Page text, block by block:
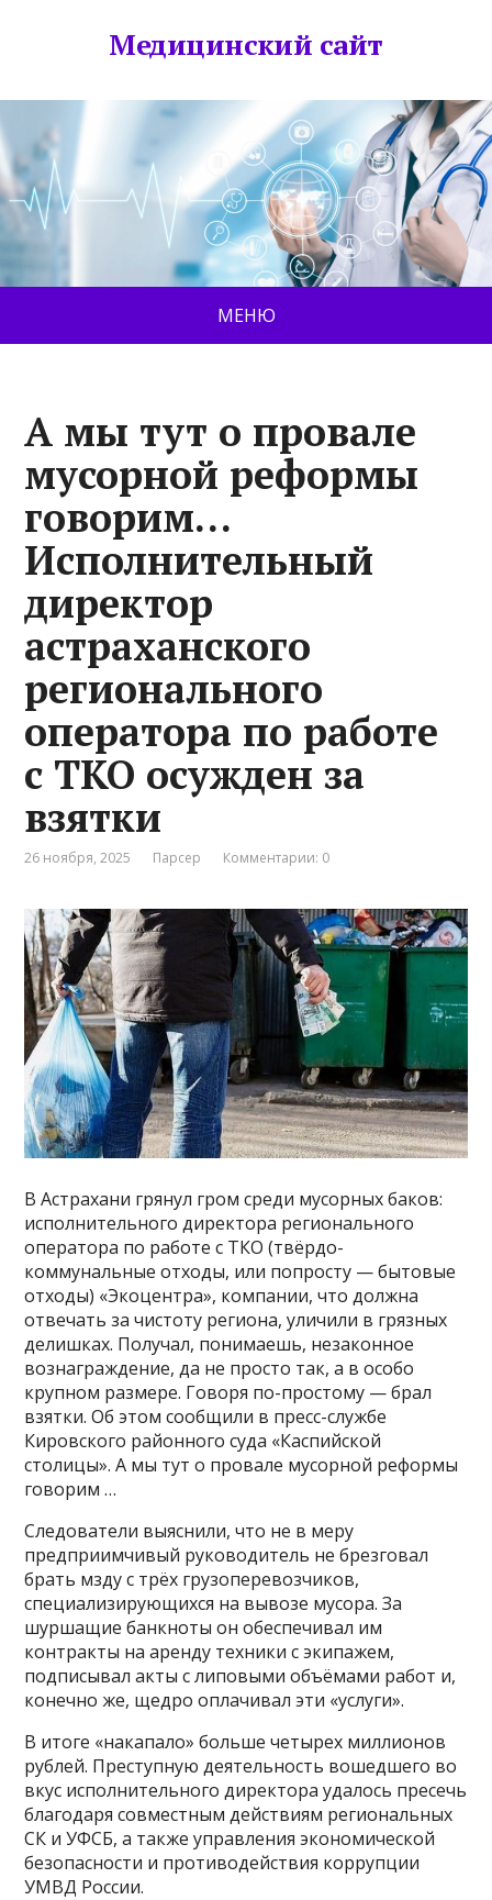
Медицинский сайт
МЕНЮ
А мы тут о провале
мусорной реформы
говорим…
Исполнительный
директор
астраханского
регионального
оператора по работе
с ТКО осужден за
взятки
26 ноября, 2025 Парсер Комментарии: 0
В Астрахани грянул гром среди мусорных баков:
исполнительного директора регионального
оператора по работе с ТКО (твёрдо-
коммунальные отходы, или попросту — бытовые
отходы) «Экоцентра», компании, что должна
отвечать за чистоту региона, уличили в грязных
делишках. Получал, понимаешь, незаконное
вознаграждение, да не просто так, а в особо
крупном размере. Говоря по-простому — брал
взятки. Об этом сообщили в пресс-службе
Кировского районного суда «Каспийской
столицы». А мы тут о провале мусорной реформы
говорим …
Следователи выяснили, что не в меру
предприимчивый руководитель не брезговал
брать мзду с трёх грузоперевозчиков,
специализирующихся на вывозе мусора. За
шуршащие банкноты он обеспечивал им
контракты на аренду техники с экипажем,
подписывал акты с липовыми объёмами работ и,
конечно же, щедро оплачивал эти «услуги».
В итоге «накапало» больше четырех миллионов
рублей. Преступную деятельность вошедшего во
вкус исполнительного директора удалось пресечь
благодаря совместным действиям региональных
СК и УФСБ, а также управления экономической
безопасности и противодействия коррупции
УМВД России.